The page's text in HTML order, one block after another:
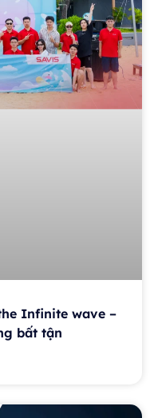
Infinite wave –
bất tận